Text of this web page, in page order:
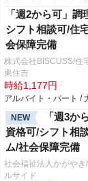
「週2から可」
シフト相談可/住
会保障完備
株式会社BISCUSS/住
東住吉
時給1,177円
アルバイト・パート /
NEW
「週3か
資格可/シフト相
ム/社会保障完備
社会福祉法人かがや
ルサイド